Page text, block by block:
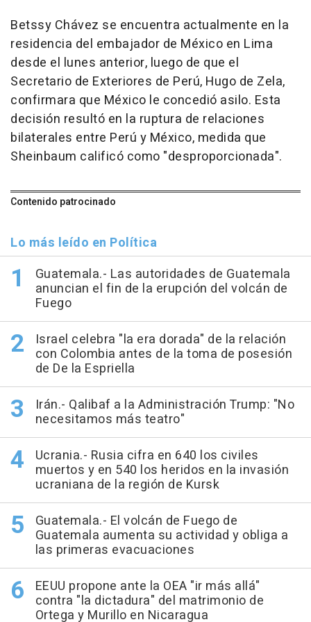
Betssy Chávez se encuentra actualmente en la
residencia del embajador de México en Lima
desde el lunes anterior, luego de que el
Secretario de Exteriores de Perú, Hugo de Zela,
confirmara que México le concedió asilo. Esta
decisión resultó en la ruptura de relaciones
bilaterales entre Perú y México, medida que
Sheinbaum calificó como "desproporcionada".
Contenido patrocinado
Lo más leído en Política
Guatemala.- Las autoridades de Guatemala
anuncian el fin de la erupción del volcán de
Fuego
Israel celebra "la era dorada" de la relación
con Colombia antes de la toma de posesión
de De la Espriella
Irán.- Qalibaf a la Administración Trump: "No
necesitamos más teatro"
Ucrania.- Rusia cifra en 640 los civiles
muertos y en 540 los heridos en la invasión
ucraniana de la región de Kursk
Guatemala.- El volcán de Fuego de
Guatemala aumenta su actividad y obliga a
las primeras evacuaciones
EEUU propone ante la OEA "ir más allá"
contra "la dictadura" del matrimonio de
Ortega y Murillo en Nicaragua